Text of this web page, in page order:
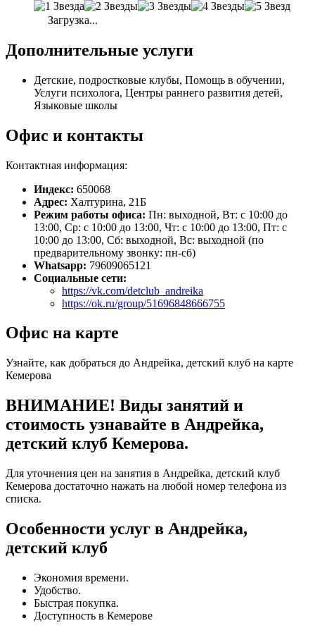
Загрузка...
Дополнительные услуги
Детские, подростковые клубы, Помощь в обучении,
Услуги психолога, Центры раннего развития детей,
Языковые школы
Офис и контакты
Контактная информация:
Индекс: 650068
Адрес: Халтурина, 21Б
Режим работы офиса: Пн: выходной, Вт: с 10:00 до
13:00, Ср: с 10:00 до 13:00, Чт: с 10:00 до 13:00, Пт: с
10:00 до 13:00, Сб: выходной, Вс: выходной (по
предварительному звонку: пн-сб)
Whatsapp: 79609065121
Социальные сети:
https://vk.com/detclub_andreika
https://ok.ru/group/51696848666755
Офис на карте
Узнайте, как добраться до Андрейка, детский клуб на карте
Кемерова
ВНИМАНИЕ! Виды занятий и
стоимость узнавайте в Андрейка,
детский клуб Кемерова.
Для уточнения цен на занятия в Андрейка, детский клуб
Кемерова достаточно нажать на любой номер телефона из
списка.
Особенности услуг в Андрейка,
детский клуб
Экономия времени.
Удобство.
Быстрая покупка.
Доступность в Кемерове